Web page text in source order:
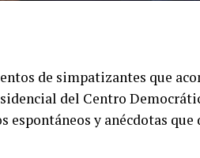
de simpatizantes que
del Centro
espontáneos y anécdotas que